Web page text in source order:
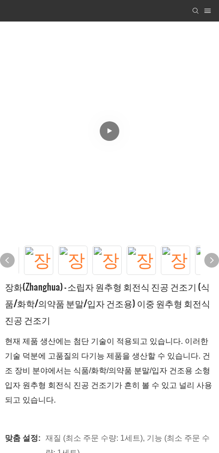
장화(Zhanghua) - 소립자 원추형 회전식 진공 건조기 (식
품/화학/의약품 분말/입자 건조용) 이중 원추형 회전식
진공 건조기
현재 제품 생산에는 첨단 기술이 적용되고 있습니다. 이러한
기술 덕분에 고품질의 다기능 제품을 생산할 수 있습니다. 건
조 장비 분야에서는 식품/화학/의약품 분말/입자 건조용 소형
입자 원추형 회전식 진공 건조기가 흔히 볼 수 있고 널리 사용
되고 있습니다.
맞춤 설정:
재질 (최소 주문 수량: 1세트), 기능 (최소 주문 수